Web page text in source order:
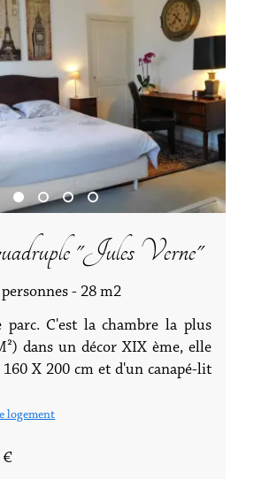
"Jules Verne"
- 28 m2
parc. C'est la chambre la plus
dans un décor XIX ème, elle
X 200 cm et d'un canapé-lit
logement
€